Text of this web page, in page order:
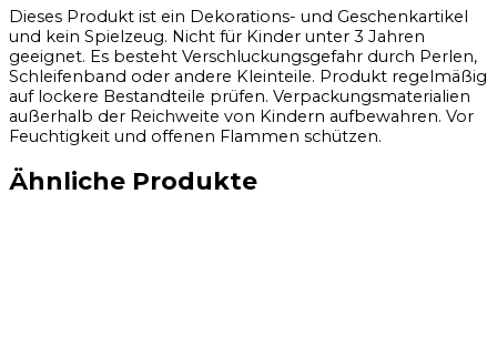
Dieses Produkt ist ein Dekorations- und Geschenkartikel
und kein Spielzeug. Nicht für Kinder unter 3 Jahren
geeignet. Es besteht Verschluckungsgefahr durch Perlen,
Schleifenband oder andere Kleinteile. Produkt regelmäßig
auf lockere Bestandteile prüfen. Verpackungsmaterialien
außerhalb der Reichweite von Kindern aufbewahren. Vor
Feuchtigkeit und offenen Flammen schützen.
Ähnliche Produkte